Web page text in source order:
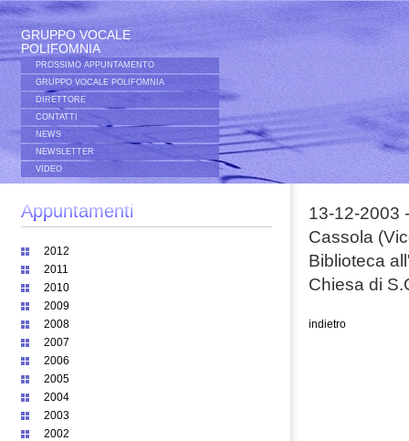
GRUPPO VOCALE
POLIFOMNIA
PROSSIMO APPUNTAMENTO
GRUPPO VOCALE POLIFOMNIA
DIRETTORE
CONTATTI
NEWS
NEWSLETTER
VIDEO
Appuntamenti
2012
2011
2010
2009
2008
2007
2006
2005
2004
2003
2002
13-12-2003
Cassola
Biblioteca
Chiesa di
indietro